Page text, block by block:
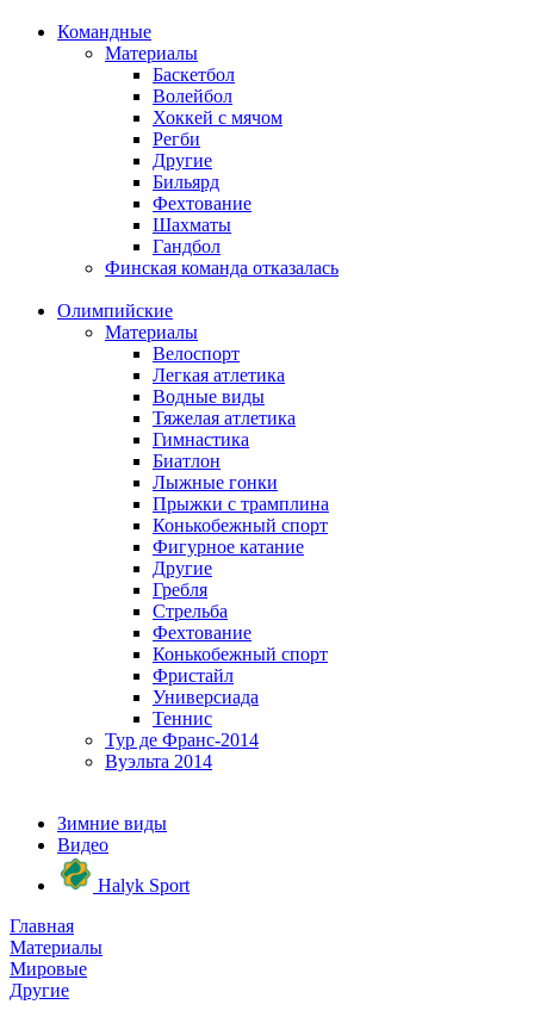
Командные
Материалы
Баскетбол
Волейбол
Хоккей с мячом
Регби
Другие
Бильярд
Фехтование
Шахматы
Гандбол
Финская команда отказалась
Олимпийские
Материалы
Велоспорт
Легкая атлетика
Водные виды
Тяжелая атлетика
Гимнастика
Биатлон
Лыжные гонки
Прыжки с трамплина
Конькобежный спорт
Фигурное катание
Другие
Гребля
Стрельба
Фехтование
Конькобежный спорт
Фристайл
Универсиада
Теннис
Тур де Франс-2014
Вуэльта 2014
Зимние виды
Видео
Halyk Sport
Главная
Материалы
Мировые
Другие